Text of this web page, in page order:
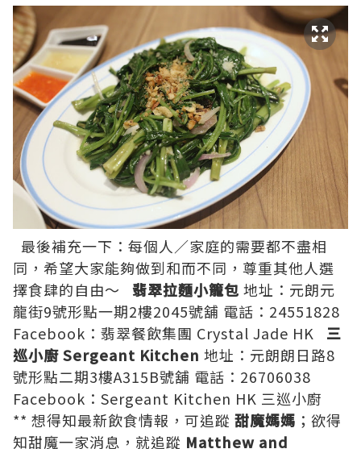
最後補充一下：每個人／家庭的需要都不盡相
同，希望大家能夠做到和而不同，尊重其他人選
擇食肆的自由～ 翡翠拉麵小籠包 地址：元朗元
龍街9號形點一期2樓2045號舖 電話：24551828
Facebook： 翡翠餐飲集團 Crystal Jade HK
三
巡小廚 Sergeant Kitchen 地址：元朗朗日路8
號形點二期3樓A315B號舖 電話：26706038
Facebook： Sergeant Kitchen HK 三巡小廚
** 想得知最新飲食情報，可追蹤 甜魔媽媽 ；欲得
知甜魔一家消息，就追蹤 Matthew and